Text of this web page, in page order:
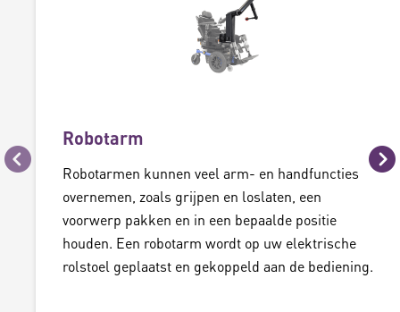
Vorige
Robotarm
Robotarmen kunnen veel arm- en handfuncties
overnemen, zoals grijpen en loslaten, een
voorwerp pakken en in een bepaalde positie
houden. Een robotarm wordt op uw elektrische
rolstoel geplaatst en gekoppeld aan de bediening.